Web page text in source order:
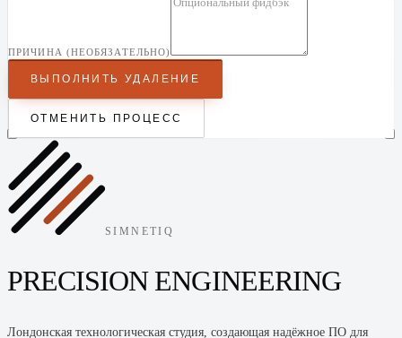
ПРИЧИНА (НЕОБЯЗАТЕЛЬНО)
ВЫПОЛНИТЬ УДАЛЕНИЕ
ОТМЕНИТЬ ПРОЦЕСС
SIMNETIQ
PRECISION ENGINEERING
Лондонская технологическая студия, создающая надёжное ПО для